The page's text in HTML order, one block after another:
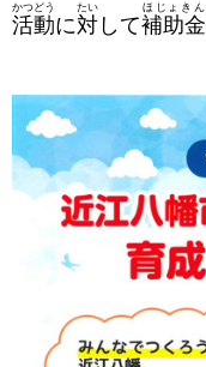
活動
かつどう
に対
たい
して補助金
ほじょきん